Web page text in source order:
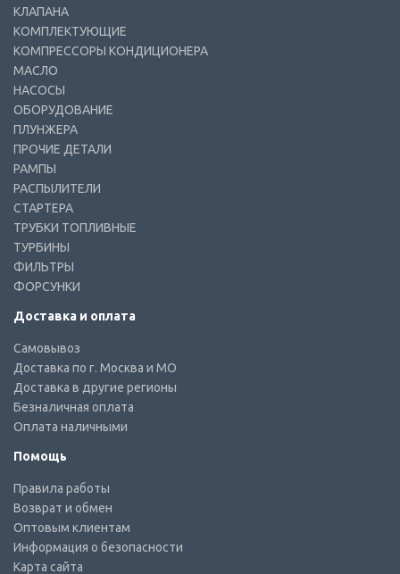
КЛАПАНА
КОМПЛЕКТУЮЩИЕ
КОМПРЕССОРЫ КОНДИЦИОНЕРА
МАСЛО
НАСОСЫ
ОБОРУДОВАНИЕ
ПЛУНЖЕРА
ПРОЧИЕ ДЕТАЛИ
РАМПЫ
РАСПЫЛИТЕЛИ
СТАРТЕРА
ТРУБКИ ТОПЛИВНЫЕ
ТУРБИНЫ
ФИЛЬТРЫ
ФОРСУНКИ
Доставка и оплата
Самовывоз
Доставка по г. Москва и МО
Доставка в другие регионы
Безналичная оплата
Оплата наличными
Помощь
Правила работы
Возврат и обмен
Оптовым клиентам
Информация о безопасности
Карта сайта